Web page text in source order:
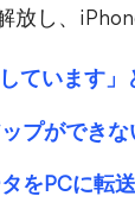
し、
ています」
プができな
をPCに転